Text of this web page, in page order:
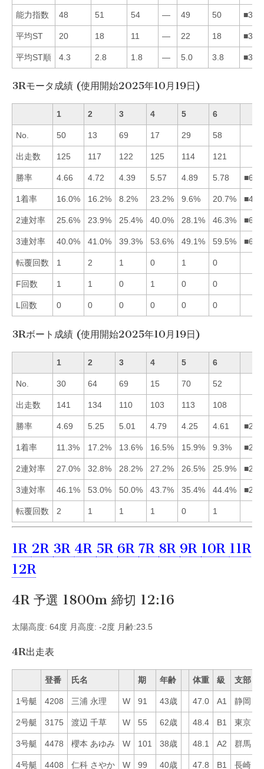
能力指数 48 51 54 — 49 50
平均ST 20 18 11 — 22 18
平均ST順 4.3 2.8 1.8 — 5.0 3.8
3Rモータ成績 (使用開始2025年10月19日)
1 2 3 4 5 6
No. 50 13 69 17 29 58
出走数 125 117 122 125 114 121
勝率 4.66 4.72 4.39 5.57 4.89 5.78
1着率 16.0% 16.2% 8.2% 23.2% 9.6% 20.7%
2連対率 25.6% 23.9% 25.4% 40.0% 28.1% 46.3%
3連対率 40.0% 41.0% 39.3% 53.6% 49.1% 59.5%
転覆回数 1 2 1 0 1 0
F回数 1 1 0 1 0 0
L回数 0 0 0 0 0 0
3Rボート成績 (使用開始2025年10月19日)
1 2 3 4 5 6
No. 30 64 69 15 70 52
出走数 141 134 110 103 113 108
勝率 4.69 5.25 5.01 4.79 4.25 4.61
1着率 11.3% 17.2% 13.6% 16.5% 15.9% 9.3%
2連対率 27.0% 32.8% 28.2% 27.2% 26.5% 25.9%
3連対率 46.1% 53.0% 50.0% 43.7% 35.4% 44.4%
転覆回数 2 1 1 1 0 1
1R 2R 3R 4R 5R 6R 7R 8R 9R 10R 11R
12R
4R 予選 1800m 締切 12:16
太陽高度: 64度 月高度: -2度 月齢:23.5
4R出走表
登番 氏名 期 年齢 体重 級 支部
1号艇 4208 三浦 永理 W 91 43歳 47.0 A1 静岡
2号艇 3175 渡辺 千草 W 55 62歳 48.4 B1 東京
3号艇 4478 櫻本 あゆみ W 101 38歳 48.1 A2 群馬
4号艇 4408 仁科 さやか W 99 40歳 47.8 B1 長崎